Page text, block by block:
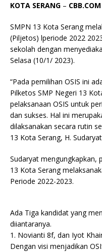
KOTA SERANG – CBB.COM
SMPN 13 Kota Serang
(Piljetos) lperiode 2022
sekolah dengan
Selasa (10/1/ 2023).
“Pada pemilihan OSIS ini
Pilketos SMP Negeri 13
pelaksanaan OSIS untuk
dan sukses. Hal ini
dilaksanakan secara rutin
13 Kota Serang, H.
Sudaryat mengungkapkan,
13 Kota Serang
Periode 2022-2023.
Ada Tiga kandidat yang
diiantaranya.
1. Novianti 8f, dan Iyot
Dengan visi menjadikan